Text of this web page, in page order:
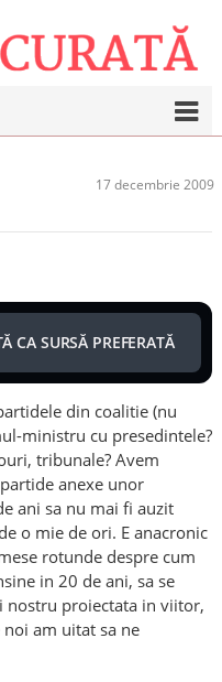
17 decembrie 2009
CA SURSĂ PREFERATĂ
din coalitie (nu
ministru cu presedintele?
tribunale? Avem
anexe unor
ani sa nu mai fi auzit
o mie de ori. E anacronic
rotunde despre cum
in 20 de ani, sa se
nostru proiectata in viitor,
am uitat sa ne